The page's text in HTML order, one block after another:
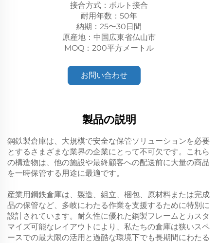
接合方式：ボルト接合
耐用年数：50年
納期：25〜30日間
原産地：中国広東省仏山市
MOQ：200平方メートル
お問い合わせ
製品の説明
鋼鉄製倉庫は、大規模で安全な保管ソリューションを必要
とするさまざまな業界の企業にとって不可欠です。これら
の構造物は、他の施設や最終顧客への配送前に大量の商品
を一時保管する用途に最適です。
産業用鋼鉄倉庫は、製造、組立、梱包、原材料または完成
品の保管など、多岐にわたる作業を支援するために特別に
設計されています。耐久性に優れた鋼製フレームとカスタ
マイズ可能なレイアウトにより、私たちの倉庫は狭いスペ
ースでの最大限の活用と過酷な環境下でも長期間にわたる